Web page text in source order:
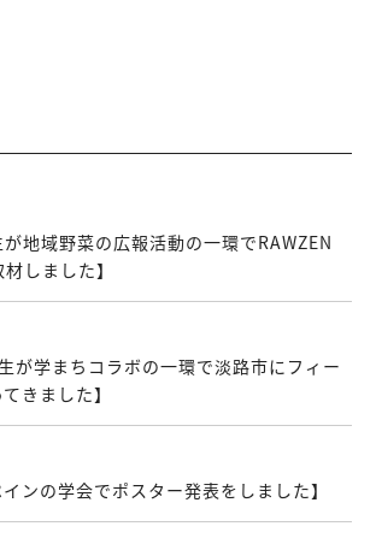
が地域野菜の広報活動の一環でRAWZEN
しました】
が学まちコラボの一環で淡路市にフィー
きました】
インの学会でポスター発表をしました】